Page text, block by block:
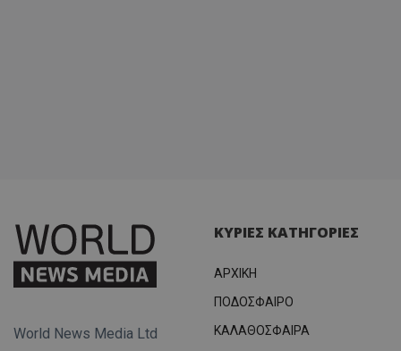
World News Media Ltd
ΚΥΡΙΕΣ ΚΑΤΗΓΟΡΙΕΣ
ΑΡΧΙΚΗ
ΠΟΔΟΣΦΑΙΡΟ
ΚΑΛΑΘΟΣΦΑΙΡΑ